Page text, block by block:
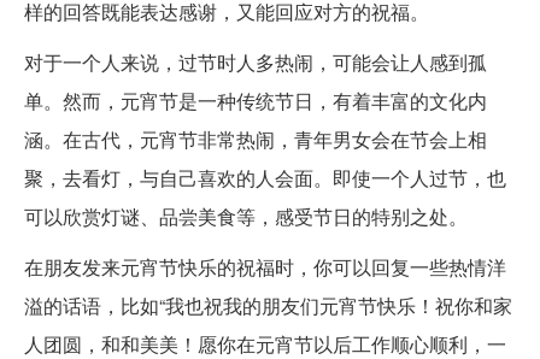
样的回答既能表达感谢，又能回应对方的祝福。
对于一个人来说，过节时人多热闹，可能会让人感到孤
单。然而，元宵节是一种传统节日，有着丰富的文化内
涵。在古代，元宵节非常热闹，青年男女会在节会上相
聚，去看灯，与自己喜欢的人会面。即使一个人过节，也
可以欣赏灯谜、品尝美食等，感受节日的特别之处。
在朋友发来元宵节快乐的祝福时，你可以回复一些热情洋
溢的话语，比如“我也祝我的朋友们元宵节快乐！祝你和家
人团圆，和和美美！愿你在元宵节以后工作顺心顺利，一